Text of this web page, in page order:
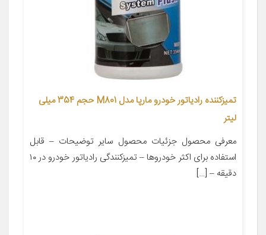
تمیزکننده رادیاتور خودرو مارپا مدل M801 حجم 354 میلی
لیتر
معرفی محصول جزئیات محصول سایر توضیحات – قابل
استفاده برای اکثر خودروها – تمیزکنندگی رادیاتور خودرو در ۱۰
دقیقه – […]